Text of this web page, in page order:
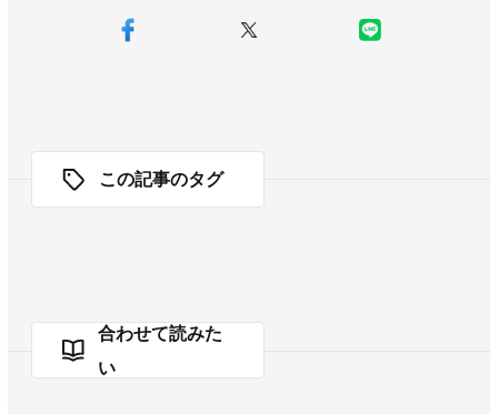
この記事のタグ
合わせて読みた
い